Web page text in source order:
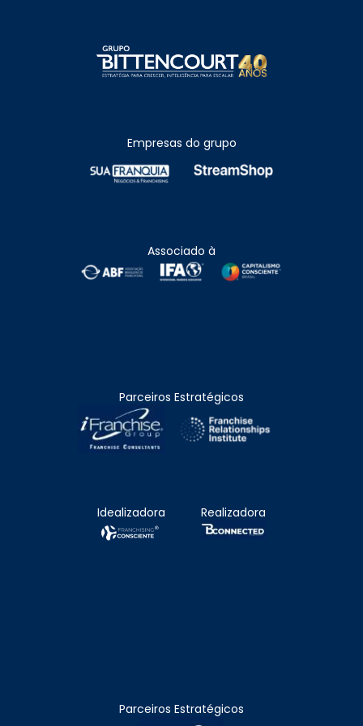
Empresas do grupo
Associado à
Parceiros Estratégicos
Idealizadora Realizadora
Parceiros Estratégicos